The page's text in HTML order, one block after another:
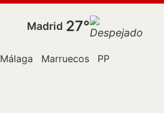
Madrid 27°
Málaga Marruecos PP